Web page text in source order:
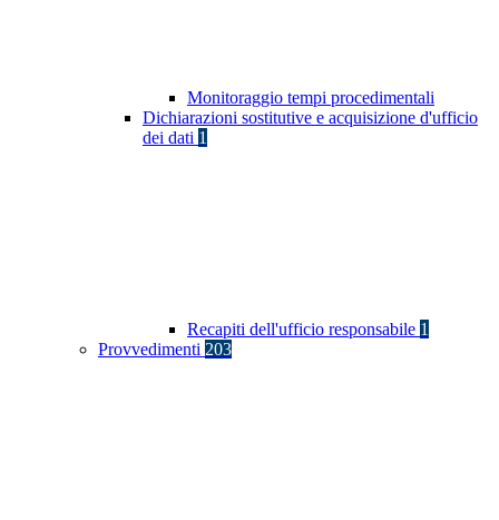
Monitoraggio tempi procedimentali
Dichiarazioni sostitutive e acquisizione d'ufficio
dei dati 1
Recapiti dell'ufficio responsabile 1
Provvedimenti 203